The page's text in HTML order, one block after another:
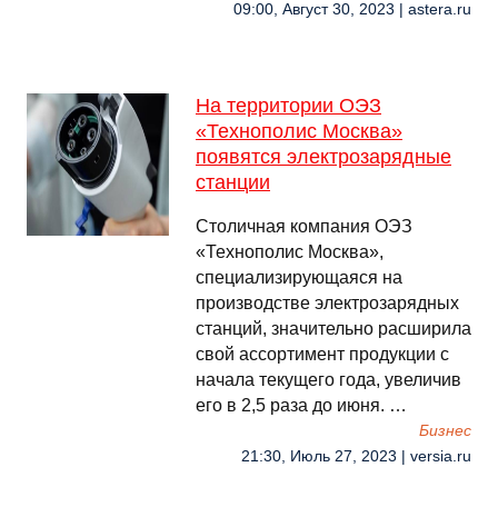
09:00, Август 30, 2023 | astera.ru
На территории ОЭЗ
«Технополис Москва»
появятся электрозарядные
станции
Столичная компания ОЭЗ
«Технополис Москва»,
специализирующаяся на
производстве электрозарядных
станций, значительно расширила
свой ассортимент продукции с
начала текущего года, увеличив
его в 2,5 раза до июня. …
Бизнес
21:30, Июль 27, 2023 | versia.ru